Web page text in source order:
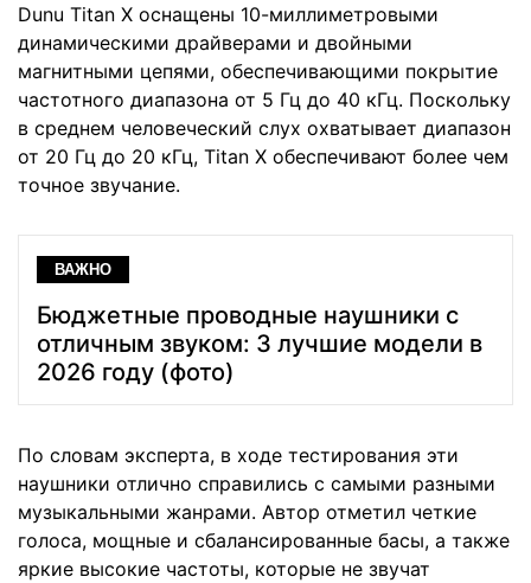
Dunu Titan X оснащены 10-миллиметровыми
динамическими драйверами и двойными
магнитными цепями, обеспечивающими покрытие
частотного диапазона от 5 Гц до 40 кГц. Поскольку
в среднем человеческий слух охватывает диапазон
от 20 Гц до 20 кГц, Titan X обеспечивают более чем
точное звучание.
ВАЖНО
Бюджетные проводные наушники с
отличным звуком: 3 лучшие модели в
2026 году (фото)
По словам эксперта, в ходе тестирования эти
наушники отлично справились с самыми разными
музыкальными жанрами. Автор отметил четкие
голоса, мощные и сбалансированные басы, а также
яркие высокие частоты, которые не звучат